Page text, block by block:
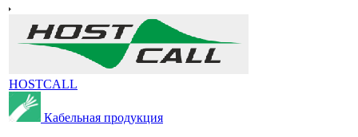
HOSTCALL
Кабельная продукция